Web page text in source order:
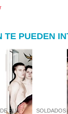
TE PUEDEN
SUS
SOLDADOS